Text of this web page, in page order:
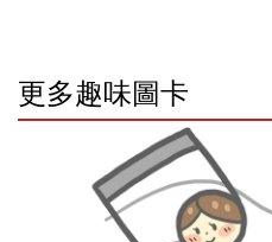
更多趣味圖卡